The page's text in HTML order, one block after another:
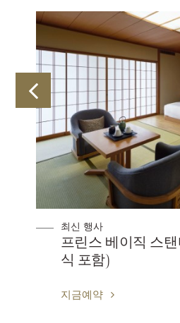
최신 행사
프린스 베이직 스
식 포함)
지금예약